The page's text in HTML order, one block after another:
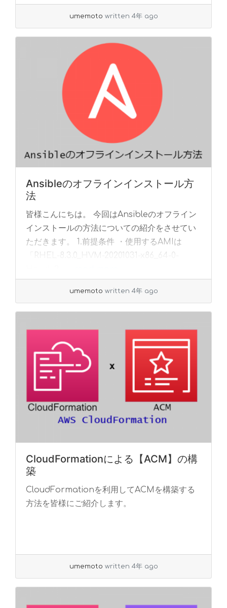
umemoto written 4年 ago
Ansibleのオフラインインストール方
法
皆様こんにちは。 今回はAnsibleのオフライン
インストールの方法についての紹介をさせてい
ただきます。 1.前提条件 ・使用するAMIは
「RHEL-8.3.0_HVM-20201031-x86_64-0-
umemoto written 4年 ago
CloudFormationによる【ACM】の構
築
CloudFormationを利用してACMを構築する
方法を皆様にご紹介します。
umemoto written 4年 ago